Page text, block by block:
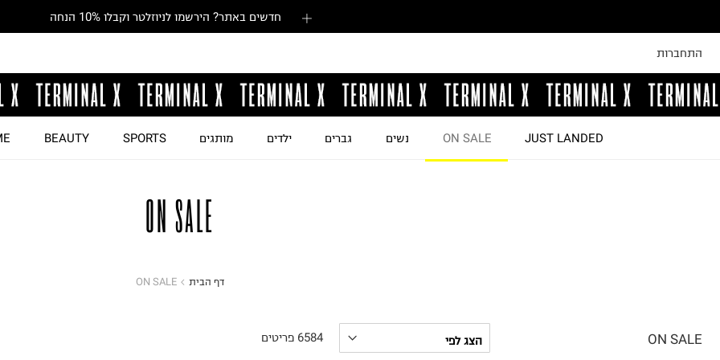
חדשים באתר? הירשמו לניוזלטר וקבלו 10% הנחה
התחברות
JUST LANDED
ON SALE נשים גברים ילדים מותגים SPORTS
BEAUTY
ON SALE
דף הבית ON SALE
ON SALE
6584 פריטים